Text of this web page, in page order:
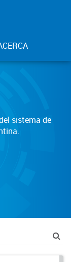
sistema de